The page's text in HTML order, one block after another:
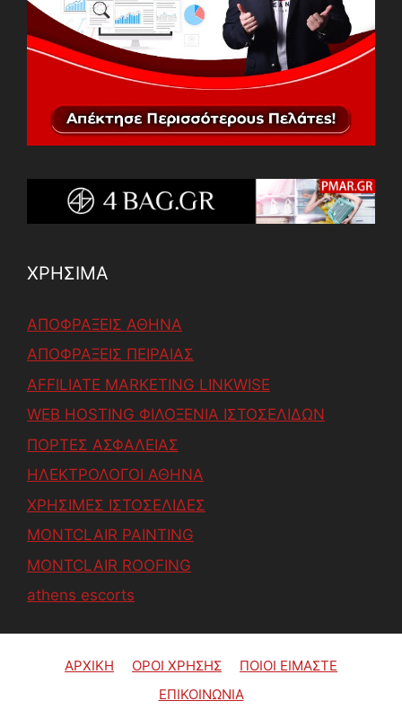
ΧΡΗΣΙΜΑ
ΑΠΟΦΡΑΞΕΙΣ ΑΘΗΝΑ
ΑΠΟΦΡΑΞΕΙΣ ΠΕΙΡΑΙΑΣ
AFFILIATE MARKETING LINKWISE
WEB HOSTING ΦΙΛΟΞΕΝΙΑ ΙΣΤΟΣΕΛΙΔΩΝ
ΠΟΡΤΕΣ ΑΣΦΑΛΕΙΑΣ
ΗΛΕΚΤΡΟΛΟΓΟΙ ΑΘΗΝΑ
ΧΡΗΣΙΜΕΣ ΙΣΤΟΣΕΛΙΔΕΣ
MONTCLAIR PAINTING
MONTCLAIR ROOFING
athens escorts
ΑΡΧΙΚΗ ΟΡΟΙ ΧΡΗΣΗΣ
ΠΟΙΟΙ ΕΙΜΑΣΤΕ
ΕΠΙΚΟΙΝΩΝΙΑ